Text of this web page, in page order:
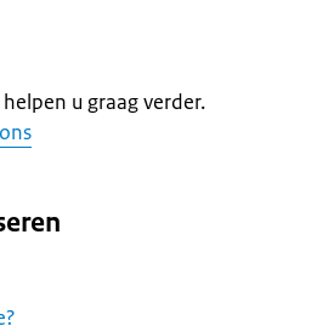
u graag verder.